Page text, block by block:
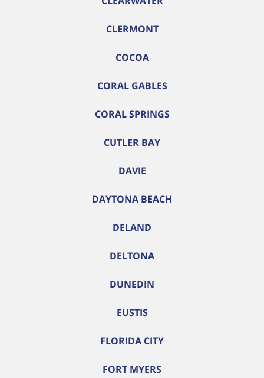
CLERMONT
COCOA
CORAL GABLES
CORAL SPRINGS
CUTLER BAY
DAVIE
DAYTONA BEACH
DELAND
DELTONA
DUNEDIN
EUSTIS
FLORIDA CITY
FORT MYERS